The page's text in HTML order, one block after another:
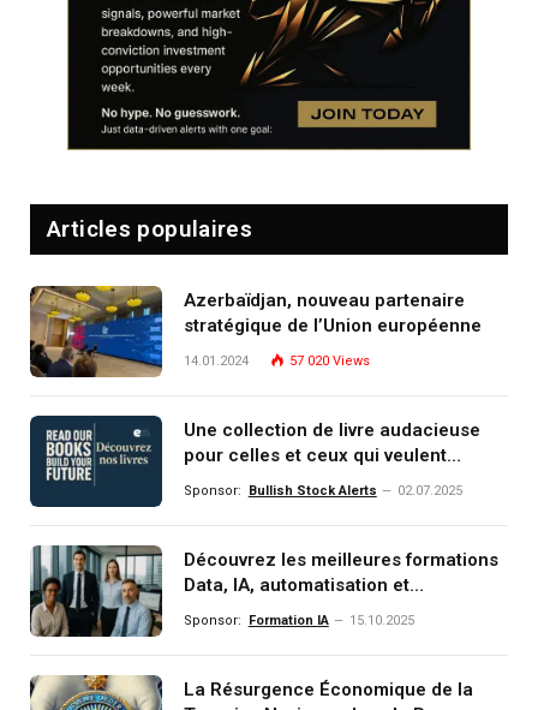
Articles populaires
Azerbaïdjan, nouveau partenaire
stratégique de l’Union européenne
14.01.2024 57 020 Views
Une collection de livre audacieuse
pour celles et ceux qui veulent
comprendre, investir et dominer le
Sponsor: Bullish Stock Alerts 02.07.2025
Découvrez les meilleures formations
Data, IA, automatisation et
investissement (gestion de
Sponsor: Formation IA 15.10.2025
La Résurgence Économique de la